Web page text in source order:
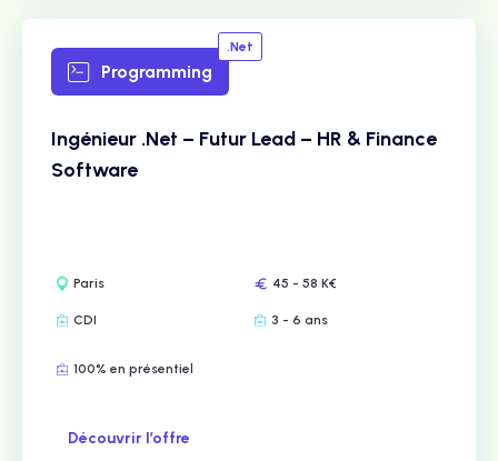
Programming
.Net
Ingénieur .Net – Futur Lead – HR & Finance
Software
Paris 45 - 58 K€
CDI 3 - 6 ans
100% en présentiel
Découvrir l’offre